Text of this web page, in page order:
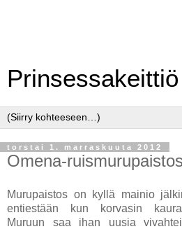
Prinsessakeittiö
torstai 1. marraskuuta 2012
Omena-ruismurupaistos
Murupaistos on kyllä mainio
entiestään kun korvasin
Muruun saa ihan uusia